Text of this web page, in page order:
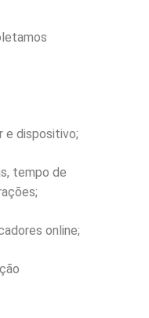
e dispositivo;
tempo de
online;